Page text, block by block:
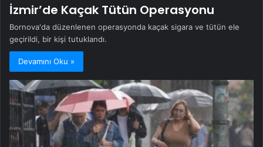
İzmir’de Kaçak Tütün Operasyonu
Bornova'da düzenlenen operasyonda kaçak sigara ve tütün ele
geçirildi, bir kişi tutuklandı.
Devamını Oku »